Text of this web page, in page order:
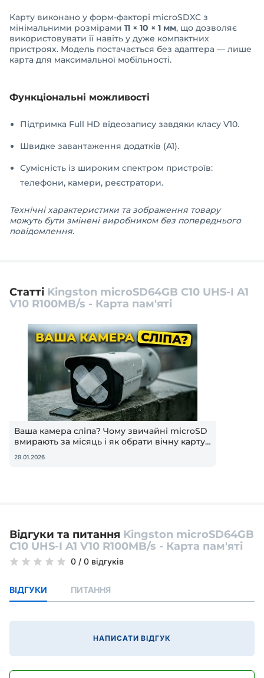
Карту виконано у форм-факторі microSDXC з
мінімальними розмірами 11 × 10 × 1 мм, що дозволяє
використовувати її навіть у дуже компактних
пристроях. Модель постачається без адаптера — лише
карта для максимальної мобільності.
Функціональні можливості
Підтримка Full HD відеозапису завдяки класу V10.
Швидке завантаження додатків (A1).
Сумісність із широким спектром пристроїв:
телефони, камери, реєстратори.
Технічні характеристики та зображення товару
можуть бути змінені виробником без попереднього
повідомлення.
Статті Kingston microSD64GB C10 UHS-I A1
V10 R100MB/s - Карта пам'яті
Ваша камера сліпа? Чому звичайні microSD
вмирають за місяць і як обрати вічну карту
для відеоспостереження
29.01.2026
Відгуки та питання Kingston microSD64GB
C10 UHS-I A1 V10 R100MB/s - Карта пам'яті
0 / 0 відгуків
ВІДГУКИ ПИТАННЯ
НАПИСАТИ ВІДГУК